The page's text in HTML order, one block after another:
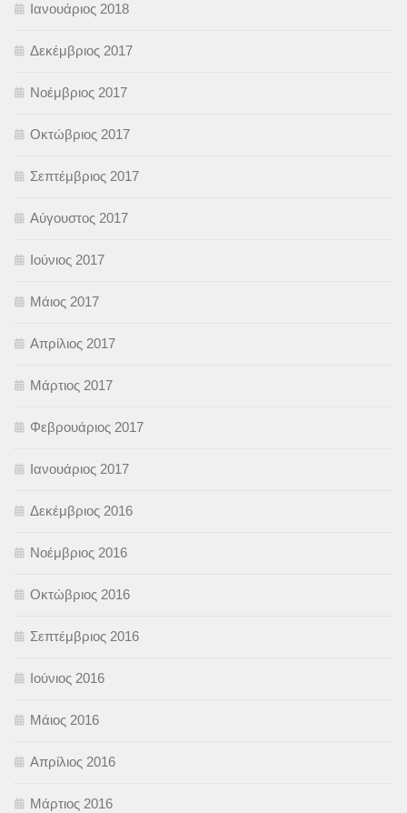
Ιανουάριος 2018
Δεκέμβριος 2017
Νοέμβριος 2017
Οκτώβριος 2017
Σεπτέμβριος 2017
Αύγουστος 2017
Ιούνιος 2017
Μάιος 2017
Απρίλιος 2017
Μάρτιος 2017
Φεβρουάριος 2017
Ιανουάριος 2017
Δεκέμβριος 2016
Νοέμβριος 2016
Οκτώβριος 2016
Σεπτέμβριος 2016
Ιούνιος 2016
Μάιος 2016
Απρίλιος 2016
Μάρτιος 2016